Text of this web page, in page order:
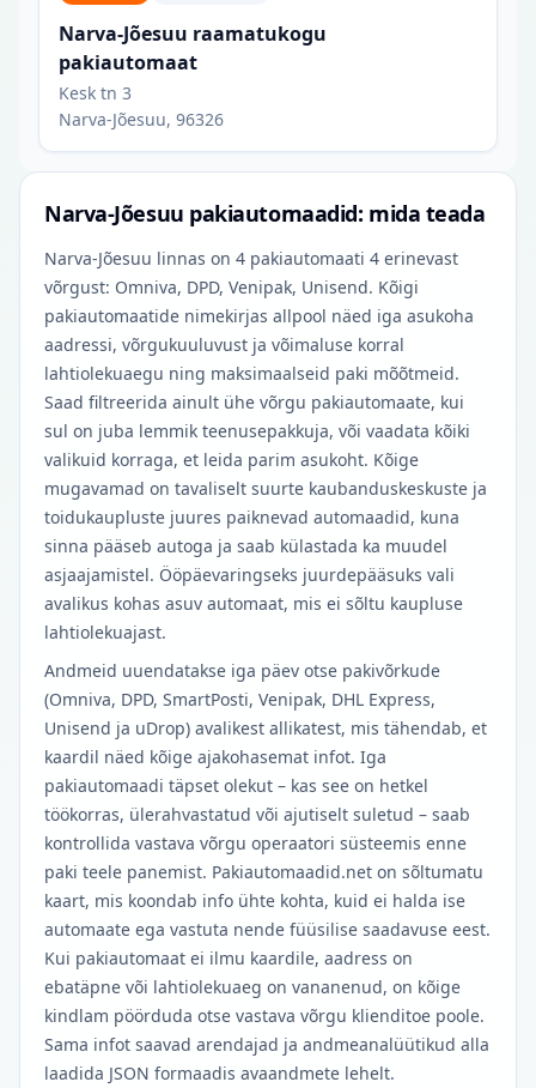
Narva-Jõesuu raamatukogu
pakiautomaat
Kesk tn 3
Narva-Jõesuu, 96326
Narva-Jõesuu pakiautomaadid: mida teada
Narva-Jõesuu linnas on 4 pakiautomaati 4 erinevast
võrgust: Omniva, DPD, Venipak, Unisend. Kõigi
pakiautomaatide nimekirjas allpool näed iga asukoha
aadressi, võrgukuuluvust ja võimaluse korral
lahtiolekuaegu ning maksimaalseid paki mõõtmeid.
Saad filtreerida ainult ühe võrgu pakiautomaate, kui
sul on juba lemmik teenusepakkuja, või vaadata kõiki
valikuid korraga, et leida parim asukoht. Kõige
mugavamad on tavaliselt suurte kaubanduskeskuste ja
toidukaupluste juures paiknevad automaadid, kuna
sinna pääseb autoga ja saab külastada ka muudel
asjaajamistel. Ööpäevaringseks juurdepääsuks vali
avalikus kohas asuv automaat, mis ei sõltu kaupluse
lahtiolekuajast.
Andmeid uuendatakse iga päev otse pakivõrkude
(Omniva, DPD, SmartPosti, Venipak, DHL Express,
Unisend ja uDrop) avalikest allikatest, mis tähendab, et
kaardil näed kõige ajakohasemat infot. Iga
pakiautomaadi täpset olekut – kas see on hetkel
töökorras, ülerahvastatud või ajutiselt suletud – saab
kontrollida vastava võrgu operaatori süsteemis enne
paki teele panemist. Pakiautomaadid.net on sõltumatu
kaart, mis koondab info ühte kohta, kuid ei halda ise
automaate ega vastuta nende füüsilise saadavuse eest.
Kui pakiautomaat ei ilmu kaardile, aadress on
ebatäpne või lahtiolekuaeg on vananenud, on kõige
kindlam pöörduda otse vastava võrgu klienditoe poole.
Sama infot saavad arendajad ja andmeanalüütikud alla
laadida JSON formaadis avaandmete lehelt.